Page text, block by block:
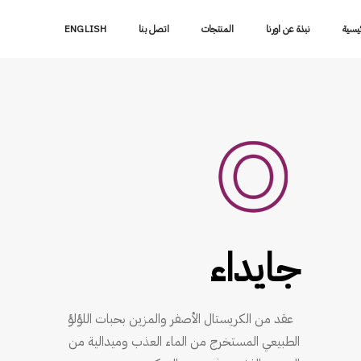
نبذة عن اورنا المنتجات اتصل بنا ENGLISH
جايداء
عقد من الكريستال الأصفر والمزين بحبات اللؤلؤ
الطبيعي المستخرج من الماء العذب وميدالية من